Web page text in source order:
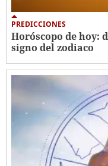
PREDICCIONES
Horóscopo de hoy:
signo del zodiaco